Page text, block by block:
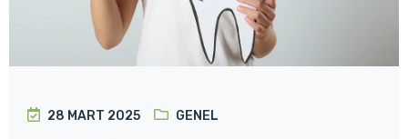
28 MART 2025 GENEL